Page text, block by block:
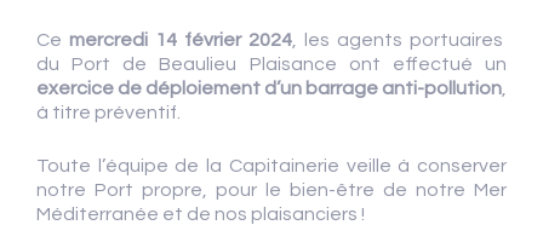
Ce mercredi 14 février 2024 , les agents portuaires
du Port de Beaulieu Plaisance ont effectué un
exercice de déploiement d’un barrage anti-pollution
à titre préventif.
Toute l’équipe de la Capitainerie veille à conserver
notre Port propre, pour le bien-être de notre Mer
Méditerranée et de nos plaisanciers !